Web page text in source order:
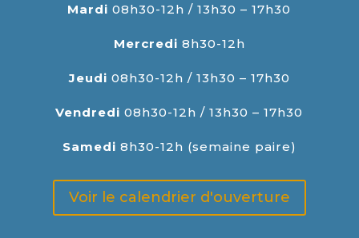
Mardi08h30-12h / 13h30 – 17h30
Mercredi 8h30-12h
Jeudi 08h30-12h / 13h30 – 17h30
Vendredi 08h30-12h / 13h30 – 17h30
Samedi 8h30-12h (semaine paire)
Voir le calendrier d'ouverture